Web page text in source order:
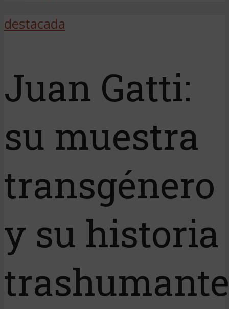
destacada
Juan Gatti:
su muestra
transgénero
y su historia
trashumante